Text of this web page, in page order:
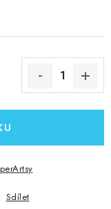
Sdílet